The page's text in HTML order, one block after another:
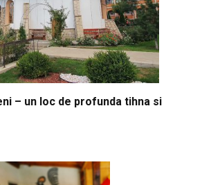
– un loc de profunda tihna si